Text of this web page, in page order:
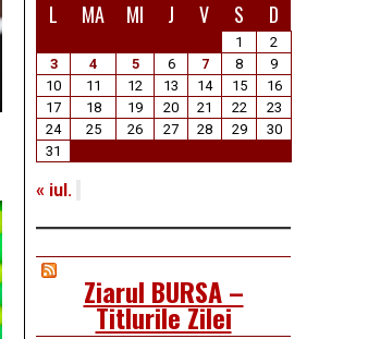
L MA MI J V S D
1
2
3
4 5 6 7 8
9
10
11 12 13 14 15
16
17
18 19 20 21 22
23
24
25 26 27 28 29
30
31
« iul.
Ziarul BURSA –
Titlurile Zilei